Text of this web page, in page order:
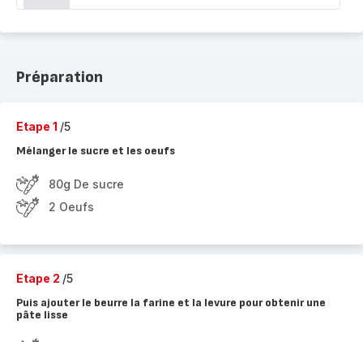
Préparation
Etape 1 /5
Mélanger le sucre et les oeufs
80g De sucre
2 Oeufs
Etape 2 /5
Puis ajouter le beurre la farine et la levure pour obtenir une
pâte lisse